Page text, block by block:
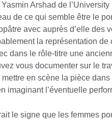
Yasmin Arshad de
de ce qui semble être le
avec auprès d’elle des
la représentation de
dans le rôle-titre une
vous documenter sur le
en scène la pièce dans
imaginant l’éventuelle
le signe que les femmes